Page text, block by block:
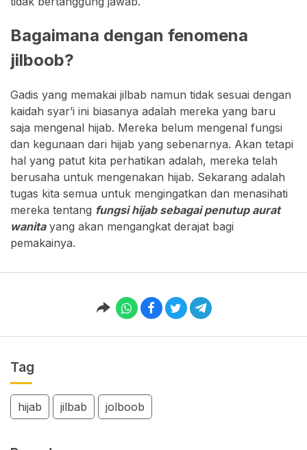
Bagaimana dengan fenomena
jilboob?
Gadis yang memakai jilbab namun tidak sesuai dengan
kaidah syar’i ini biasanya adalah mereka yang baru
saja mengenal hijab. Mereka belum mengenal fungsi
dan kegunaan dari hijab yang sebenarnya. Akan tetapi
hal yang patut kita perhatikan adalah, mereka telah
berusaha untuk mengenakan hijab. Sekarang adalah
tugas kita semua untuk mengingatkan dan menasihati
mereka tentang fungsi hijab sebagai penutup aurat
wanitayang akan mengangkat derajat bagi
pemakainya.
Tag
hijab jilbab jolboob